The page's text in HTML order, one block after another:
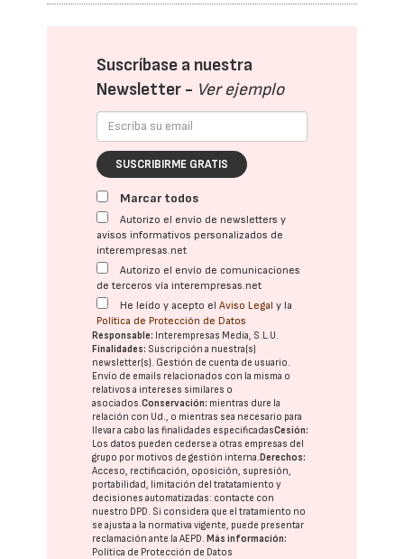
Suscríbase a nuestra
Newsletter - Ver ejemplo
SUSCRIBIRME GRATIS
Marcar todos
Autorizo el envío de newsletters y
avisos informativos personalizados de
interempresas.net
Autorizo el envío de comunicaciones
de terceros vía interempresas.net
He leído y acepto elAviso Legal y la
Política de Protección de Datos
Responsable: Interempresas Media, S.L.U.
Finalidades: Suscripción a nuestra(s)
newsletter(s). Gestión de cuenta de usuario.
Envío de emails relacionados con la misma o
relativos a intereses similares o
asociados.Conservación: mientras dure la
relación con Ud., o mientras sea necesario para
llevar a cabo las finalidades especificadasCesión:
Los datos pueden cederse a otras empresas del
grupo por motivos de gestión interna.Derechos:
Acceso, rectificación, oposición, supresión,
portabilidad, limitación del tratatamiento y
decisiones automatizadas: contacte con
nuestro DPD. Si considera que el tratamiento no
se ajusta a la normativa vigente, puede presentar
reclamación ante laAEPD.Más información:
Política de Protección de Datos